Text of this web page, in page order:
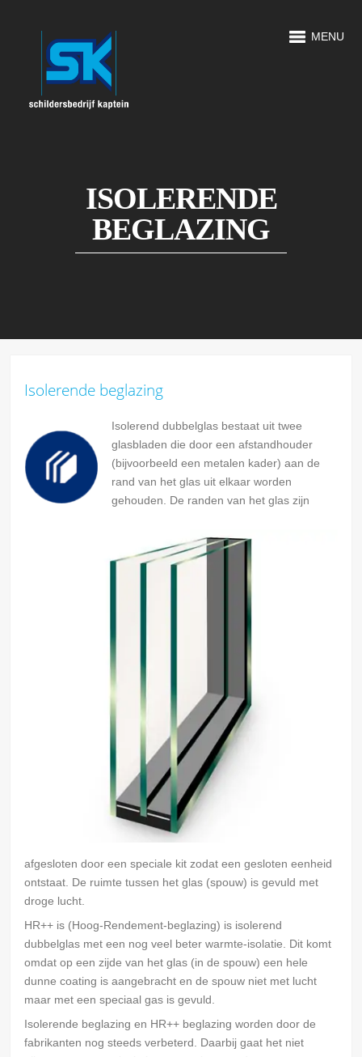
MENU
ISOLERENDE
BEGLAZING
Isolerende beglazing
Isolerend dubbelglas bestaat uit twee
glasbladen die door een afstandhouder
(bijvoorbeeld een metalen kader) aan de
rand van het glas uit elkaar worden
gehouden. De randen van het glas zijn
afgesloten door een speciale kit zodat een gesloten eenheid
ontstaat. De ruimte tussen het glas (spouw) is gevuld met
droge lucht.
HR++ is (Hoog-Rendement-beglazing) is isolerend
dubbelglas met een nog veel beter warmte-isolatie. Dit komt
omdat op een zijde van het glas (in de spouw) een hele
dunne coating is aangebracht en de spouw niet met lucht
maar met een speciaal gas is gevuld.
Isolerende beglazing en HR++ beglazing worden door de
fabrikanten nog steeds verbeterd. Daarbij gaat het niet